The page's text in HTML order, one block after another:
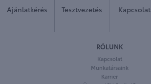
Ajánlatkérés Tesztvezetés Kapcsolat
RÓLUNK
Kapcsolat
Munkatársaink
Karrier